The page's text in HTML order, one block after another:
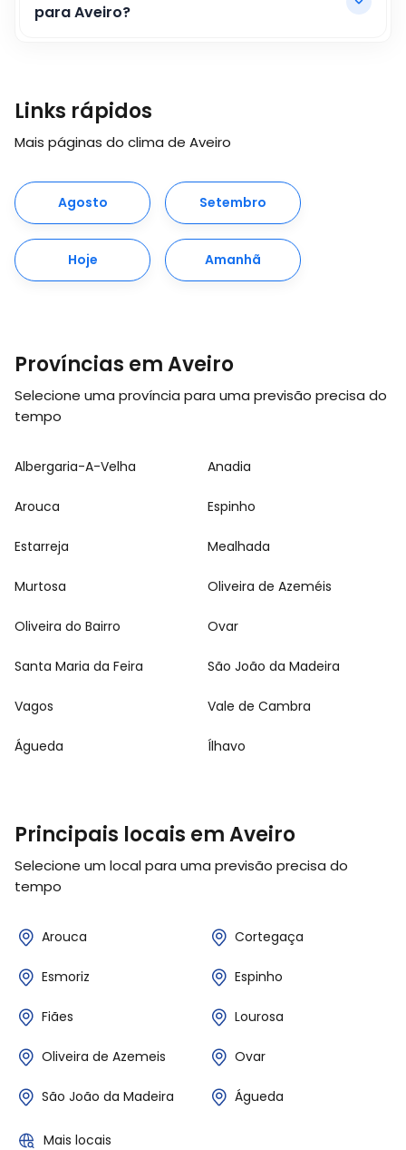
para Aveiro?
Links rápidos
Mais páginas do clima de Aveiro
Agosto Setembro
Hoje Amanhã
Províncias em Aveiro
Selecione uma província para uma previsão precisa do
tempo
Albergaria-A-Velha Anadia
Arouca Espinho
Estarreja Mealhada
Murtosa Oliveira de Azeméis
Oliveira do Bairro Ovar
Santa Maria da Feira São João da Madeira
Vagos Vale de Cambra
Águeda Ílhavo
Principais locais em Aveiro
Selecione um local para uma previsão precisa do
tempo
Arouca Cortegaça
Esmoriz Espinho
Fiães Lourosa
Oliveira de Azemeis Ovar
São João da Madeira Águeda
Mais locais